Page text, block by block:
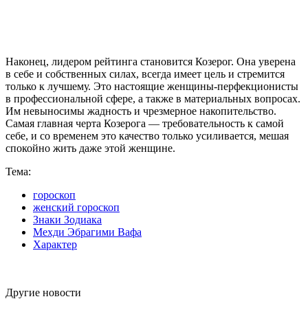
Наконец, лидером рейтинга становится Козерог. Она уверена
в себе и собственных силах, всегда имеет цель и стремится
только к лучшему. Это настоящие женщины-перфекционисты
в профессиональной сфере, а также в материальных вопросах.
Им невыносимы жадность и чрезмерное накопительство.
Самая главная черта Козерога — требовательность к самой
себе, и со временем это качество только усиливается, мешая
спокойно жить даже этой женщине.
Тема:
гороскоп
женский гороскоп
Знаки Зодиака
Мехди Эбрагими Вафа
Характер
Другие новости